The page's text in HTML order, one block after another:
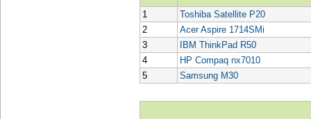
1
Toshiba Satellite P20
2
Acer Aspire 1714SMi
3
IBM ThinkPad R50
4
HP Compaq nx7010
5
Samsung M30